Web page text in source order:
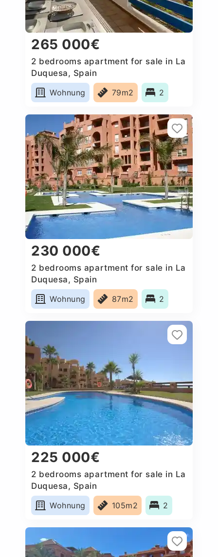
265 000€
2 bedrooms apartment for sale in La
Duquesa, Spain
Wohnung
79m2 2
230 000€
2 bedrooms apartment for sale in La
Duquesa, Spain
Wohnung
87m2 2
225 000€
2 bedrooms apartment for sale in La
Duquesa, Spain
Wohnung
105m2 2